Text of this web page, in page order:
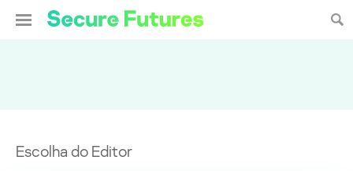
Escolha do Editor